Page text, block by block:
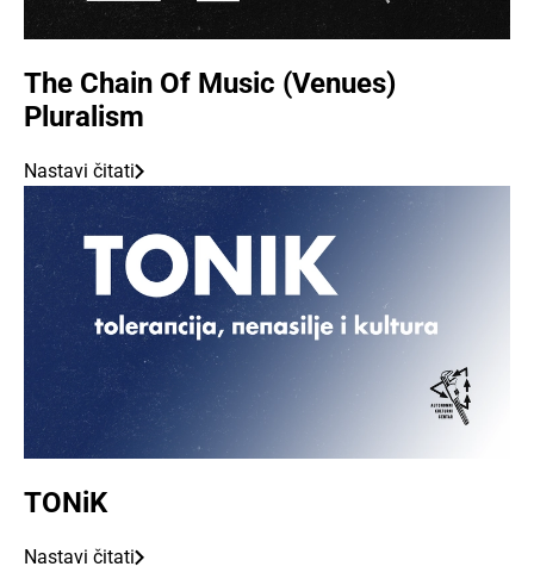
The Chain Of Music (Venues)
Pluralism
Nastavi čitati
TONiK
Nastavi čitati